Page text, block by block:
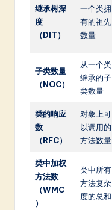
继承树深
度
（DIT）
一个类拥
有的祖先
数量
子类数量
（NOC）
从一个类
继承的子
类数量
类的响应
数
（RFC）
对象上可
以调用的
方法数量
类中加权
方法数
（WMC
）
类中所有
方法复杂
度的总和